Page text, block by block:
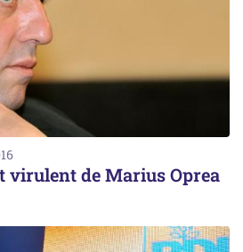
virulent de Marius Oprea